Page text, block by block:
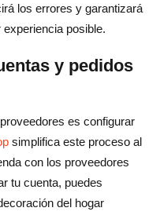
los errores y garantizará
posible.
y pedidos
es configurar
simplifica este proceso al
con los proveedores
tu cuenta, puedes
del hogar